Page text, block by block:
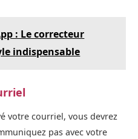
: Le correcteur
indispensable
votre courriel, vous devrez
pas avec votre